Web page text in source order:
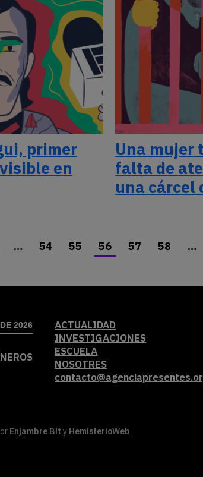
primer
en
Una mujer
falta de
una cárcel
… 54 55 56 57 58 …
2026
ACTUALIDAD
INVESTIGACIONES
ESCUELA
NOSOTRES
Enjambre Bit y HemisferioWeb